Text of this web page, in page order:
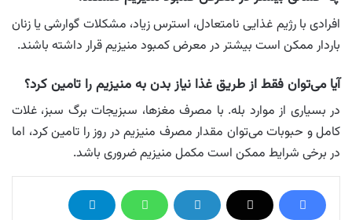
افرادی با رژیم غذایی نامتعادل، استرس زیاد، مشکلات گوارشی یا زنان
باردار ممکن است بیشتر در معرض کمبود منیزیم قرار داشته باشند.
آیا می‌توان فقط از طریق غذا نیاز بدن به منیزیم را تامین کرد؟
در بسیاری از موارد بله. با مصرف مغزها، سبزیجات برگ سبز، غلات
کامل و حبوبات می‌توان مقدار مصرف منیزیم در روز را تامین کرد، اما
در برخی شرایط ممکن است مکمل منیزیم ضروری باشد.